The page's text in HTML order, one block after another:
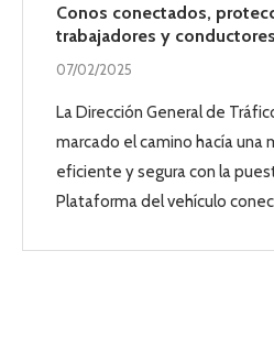
Conos conectados,
trabajadores y conductores
07/02/2025
La Dirección General de
marcado el camino hacía una
eficiente y segura con la
Plataforma del vehículo